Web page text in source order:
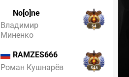
No[o]ne
Владимир
Миненко
54
RAMZES666
Роман Кушнарёв
548